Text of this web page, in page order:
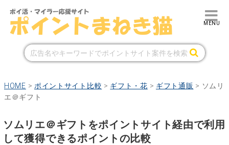
HOME > ポイントサイト比較 > ギフト・花 > ギフト通販 > ソムリ
エ＠ギフト
ソムリエ＠ギフトをポイントサイト経由で利用
して獲得できるポイントの比較